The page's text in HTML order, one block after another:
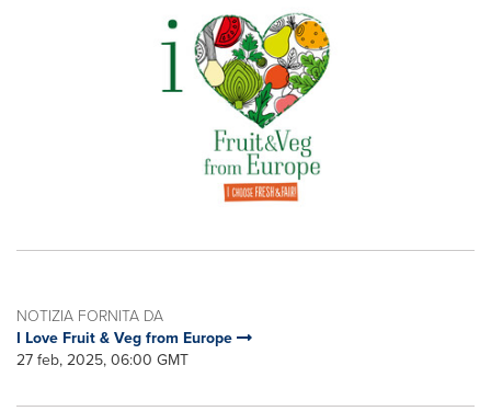
NOTIZIA FORNITA DA
I Love Fruit & Veg from Europe
27 feb, 2025, 06:00 GMT